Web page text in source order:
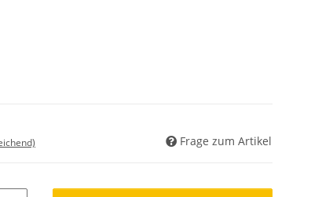
Frage zum Artikel